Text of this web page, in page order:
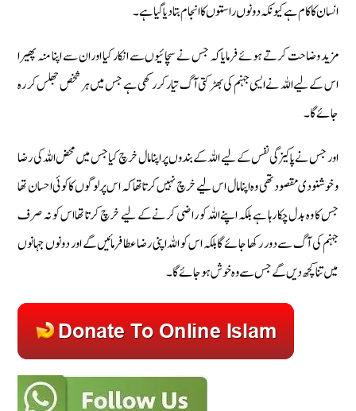
انسان کا کام ہے کیونکہ دونوں راستوں کا انجام بتا دیا گیا ہے۔
مزید وضاحت کرتے ہوئے فرمایا کہ جس نے سچائیوں سے انکار کیا اور ان سے اپنا منہ پھیرا
اس کے لیے اللہ نے ایسی جہنم کی بھڑکتی آگ تیار کر رکھی ہے جس میں ہر شخص جھلس کر رہ
جائے گا۔
اور جس نے پاکیزگی نفس کے لیے اللہ کے بندوں پر اپنا مال خرچ کیا جس میں محض اللہ کی رضا
و خوشنودی مقصود تھی وہ اپنا مال اس لیے خرچ نہیں کرتا تھا کہ اس پر لوگوں کا کوئی احسان تھا
جس کا وہ بدل چکا رہا ہے بلکہ اپنے اللہ کو راضی کرنے کے لیے خرچ کرتا تھا اس کو نہ صرف
جہنم کی آگ سے دور رکھا جائے گا بلکہ اس کو اللہ اپنی رضا عطا فرمائیں گے اور دونوں جہانوں
میں تنا کچھ دیں گے جس سے وہ خوش ہوجائے گا۔